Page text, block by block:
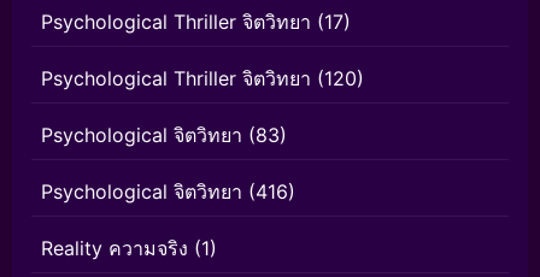
Psychological Thriller จิตวิทยา (17)
Psychological Thriller จิตวิทยา (120)
Psychological จิตวิทยา (83)
Psychological จิตวิทยา (416)
Reality ความจริง (1)